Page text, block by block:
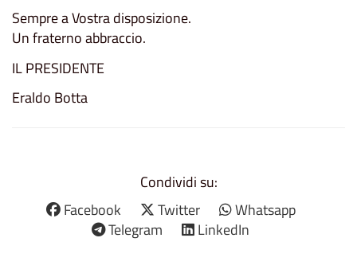
Sempre a Vostra disposizione.
Un fraterno abbraccio.
IL PRESIDENTE
Eraldo Botta
Condividi su:
Facebook
Twitter
Whatsapp
Telegram
LinkedIn